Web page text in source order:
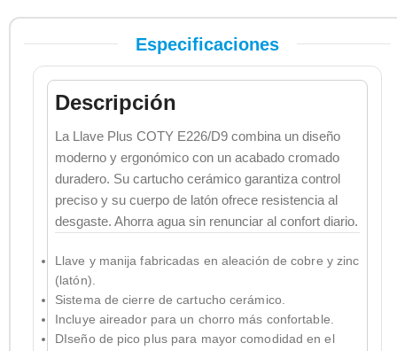
Especificaciones
Descripción
La Llave Plus COTY E226/D9 combina un diseño
moderno y ergonómico con un acabado cromado
duradero. Su cartucho cerámico garantiza control
preciso y su cuerpo de latón ofrece resistencia al
desgaste. Ahorra agua sin renunciar al confort diario.
Llave y manija fabricadas en aleación de cobre y zinc
(latón).
Sistema de cierre de cartucho cerámico.
Incluye aireador para un chorro más confortable.
DIseño de pico plus para mayor comodidad en el